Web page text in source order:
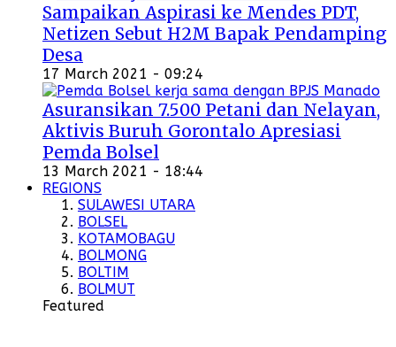
Sampaikan Aspirasi ke Mendes PDT,
Netizen Sebut H2M Bapak Pendamping
Desa
17 March 2021 - 09:24
Asuransikan 7.500 Petani dan Nelayan,
Aktivis Buruh Gorontalo Apresiasi
Pemda Bolsel
13 March 2021 - 18:44
REGIONS
SULAWESI UTARA
BOLSEL
KOTAMOBAGU
BOLMONG
BOLTIM
BOLMUT
Featured